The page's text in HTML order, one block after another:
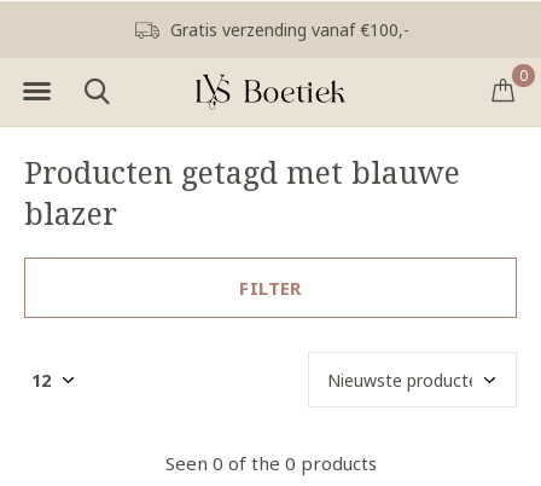
0
Gratis verzending vanaf €100,-
Producten getagd met blauwe
blazer
FILTER
Seen 0 of the 0 products